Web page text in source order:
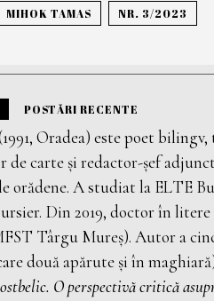
MIHOK TAMAS NR. 3/2023
POSTĂRI RECENTE
Oradea) este poet
de carte și redactor-șef
orădene. A studiat la ELTE
Din 2019, doctor în litere
Târgu Mureș). Autor a
două apărute și în
O perspectivă critică